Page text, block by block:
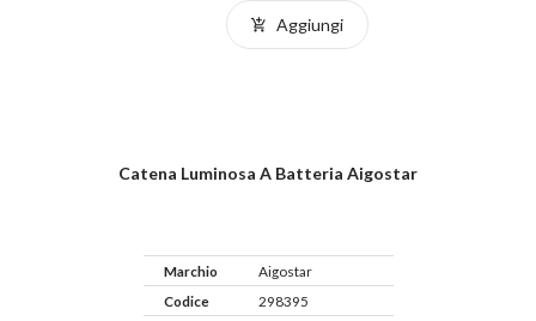
Aggiungi
Catena Luminosa A Batteria Aigostar
Marchio
Aigostar
Codice
298395